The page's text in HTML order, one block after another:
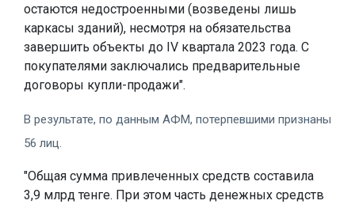
остаются недостроенными (возведены лишь
каркасы зданий), несмотря на обязательства
завершить объекты до IV квартала 2023 года. С
покупателями заключались предварительные
договоры купли-продажи".
В результате, по данным АФМ, потерпевшими признаны
56 лиц.
"Общая сумма привлеченных средств составила
3,9 млрд тенге. При этом часть денежных средств